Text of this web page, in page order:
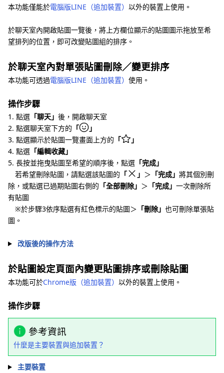
本功能僅能於電腦版LINE（追加裝置） 以外的裝置上使用。
於聊天室內開啟貼圖一覽後，將上方欄位顯示的貼圖圖示拖放至希
望排列的位置，即可改變貼圖組的排序。
於聊天室內對單張貼圖刪除／變更排序
本功能可透過電腦版LINE（追加裝置） 使用。
操作步驟
1. 點選 「聊天」 後，開啟聊天室
2. 點選聊天室下方的 「
」
3. 點選顯示於貼圖一覽畫面上方的 「
」
4. 點選 「編輯收藏」
5. 長按並拖曳貼圖至希望的順序後，點選 「完成」
若希望刪除貼圖，請點選該貼圖的 「 」 ＞ 「完成」 將其個別刪
除，或點選已過期貼圖右側的 「全部刪除」 ＞ 「完成」 一次刪除所
有貼圖
※於步驟3依序點選有紅色標示的貼圖＞ 「刪除」 也可刪除單張貼
圖。
改版後的操作方法
於貼圖設定頁面內變更貼圖排序或刪除貼圖
本功能可於Chrome版（追加裝置） 以外的裝置上使用。
操作步驟
參考資訊
什麼是主要裝置與追加裝置？
主要裝置